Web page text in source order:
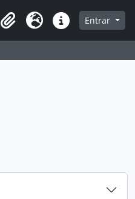
Clipboard
Idioma Atalhos Entrar